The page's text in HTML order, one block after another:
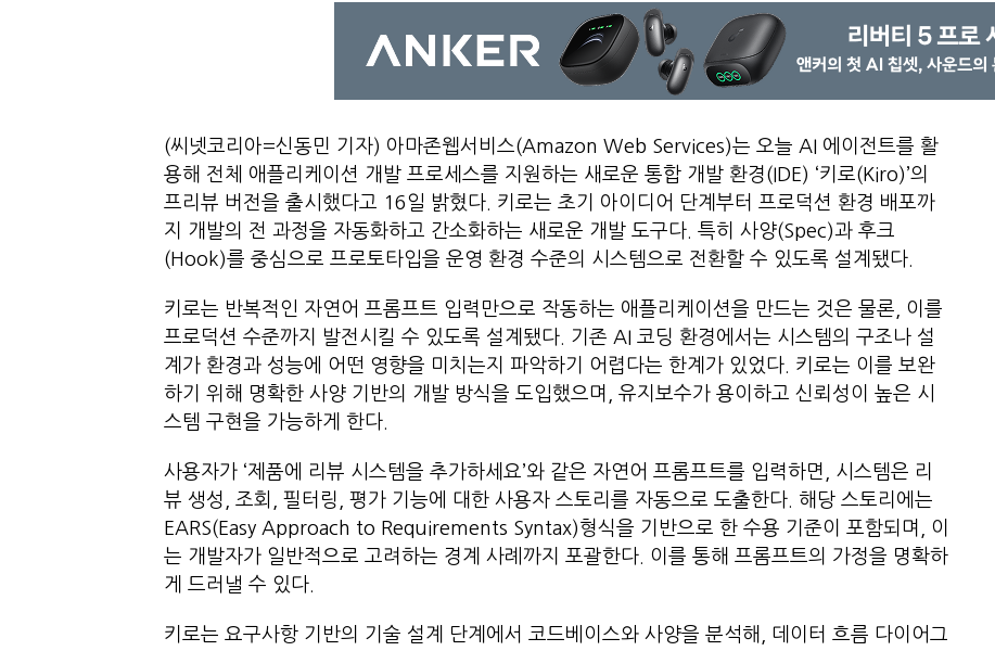
(씨넷코리아=신동민 기자) 아마존웹서비스(Amazon Web Services)는 오늘 AI 에이전트를 활
용해 전체 애플리케이션 개발 프로세스를 지원하는 새로운 통합 개발 환경(IDE) ‘키로(Kiro)’의
프리뷰 버전을 출시했다고 16일 밝혔다. 키로는 초기 아이디어 단계부터 프로덕션 환경 배포까
지 개발의 전 과정을 자동화하고 간소화하는 새로운 개발 도구다. 특히 사양(Spec)과 후크
(Hook)를 중심으로 프로토타입을 운영 환경 수준의 시스템으로 전환할 수 있도록 설계됐다.
키로는 반복적인 자연어 프롬프트 입력만으로 작동하는 애플리케이션을 만드는 것은 물론, 이를
프로덕션 수준까지 발전시킬 수 있도록 설계됐다. 기존 AI 코딩 환경에서는 시스템의 구조나 설
계가 환경과 성능에 어떤 영향을 미치는지 파악하기 어렵다는 한계가 있었다. 키로는 이를 보완
하기 위해 명확한 사양 기반의 개발 방식을 도입했으며, 유지보수가 용이하고 신뢰성이 높은 시
스템 구현을 가능하게 한다.
사용자가 ‘제품에 리뷰 시스템을 추가하세요’와 같은 자연어 프롬프트를 입력하면, 시스템은 리
뷰 생성, 조회, 필터링, 평가 기능에 대한 사용자 스토리를 자동으로 도출한다. 해당 스토리에는
EARS(Easy Approach to Requirements Syntax)형식을 기반으로 한 수용 기준이 포함되며, 이
는 개발자가 일반적으로 고려하는 경계 사례까지 포괄한다. 이를 통해 프롬프트의 가정을 명확하
게 드러낼 수 있다.
키로는 요구사항 기반의 기술 설계 단계에서 코드베이스와 사양을 분석해, 데이터 흐름 다이어그